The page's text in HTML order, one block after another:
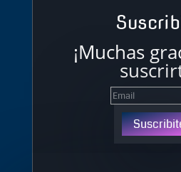
¡Muchas